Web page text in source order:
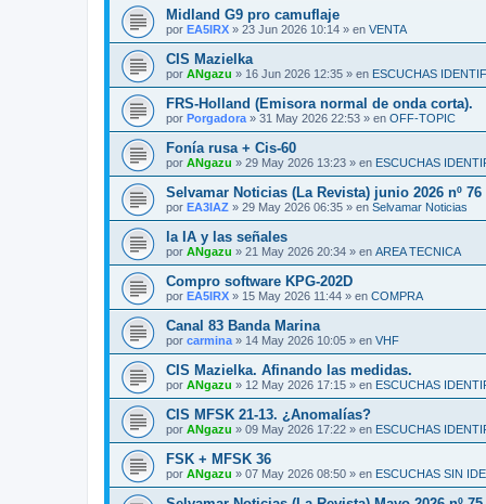
Midland G9 pro camuflaje
por EA5IRX » 23 Jun 2026 10:14 » en VENTA
CIS Mazielka
por ANgazu » 16 Jun 2026 12:35 » en ESCUCHAS
FRS-Holland (Emisora normal de onda corta).
por Porgadora » 31 May 2026 22:53 » en OFF-TOPIC
Fonía rusa + Cis-60
por ANgazu » 29 May 2026 13:23 » en ESCUCHAS
Selvamar Noticias (La Revista) junio 2026 nº 76
por EA3IAZ » 29 May 2026 06:35 » en Selvamar Noticias
la IA y las señales
por ANgazu » 21 May 2026 20:34 » en AREA TECNICA
Compro software KPG-202D
por EA5IRX » 15 May 2026 11:44 » en COMPRA
Canal 83 Banda Marina
por carmina » 14 May 2026 10:05 » en VHF
CIS Mazielka. Afinando las medidas.
por ANgazu » 12 May 2026 17:15 » en ESCUCHAS
CIS MFSK 21-13. ¿Anomalías?
por ANgazu » 09 May 2026 17:22 » en ESCUCHAS
FSK + MFSK 36
por ANgazu » 07 May 2026 08:50 » en ESCUCHAS SIN